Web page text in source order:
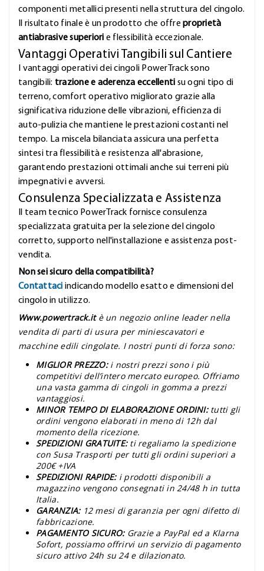
componenti metallici presenti nella struttura del cingolo.
Il risultato finale è un prodotto che offreproprietà
antiabrasive superiori e flessibilità eccezionale.
Vantaggi Operativi Tangibili sul Cantiere
I vantaggi operativi dei cingoli PowerTrack sono
tangibili: trazione e aderenza eccellenti su ogni tipo di
terreno, comfort operativo migliorato grazie alla
significativa riduzione delle vibrazioni, efficienza di
auto-pulizia che mantiene le prestazioni costanti nel
tempo. La miscela bilanciata assicura una perfetta
sintesi tra flessibilità e resistenza all'abrasione,
garantendo prestazioni ottimali anche sui terreni più
impegnativi e avversi.
Consulenza Specializzata e Assistenza
Il team tecnico PowerTrack fornisce consulenza
specializzata gratuita per la selezione del cingolo
corretto, supporto nell'installazione e assistenza post-
vendita.
Non sei sicuro della compatibilità?
Contattaci indicando modello esatto e dimensioni del
cingolo in utilizzo.
Www.powertrack.it è un negozio online leader nella
vendita di parti di usura per miniescavatori e
macchine edili cingolate. I nostri punti di forza sono:
MIGLIOR PREZZO: i nostri prezzi sono i più
competitivi dell’intero mercato europeo. Offriamo
una vasta gamma di cingoli in gomma a prezzi
vantaggiosi.
MINOR TEMPO DI ELABORAZIONE ORDINI: tutti gli
ordini vengono elaborati in meno di 12h dal
momento della ricezione.
SPEDIZIONI GRATUITE: ti regaliamo la spedizione
con Susa Trasporti per tutti gli ordini superiori a
200€ +IVA
SPEDIZIONI RAPIDE: i prodotti disponibili a
magazzino vengono consegnati in 24/48 h in tutta
Italia.
GARANZIA: 12 mesi di garanzia per ogni difetto di
fabbricazione.
PAGAMENTO SICURO: Grazie a PayPal ed a Klarna
Sofort, possiamo offrirvi un servizio di pagamento
sicuro attivo 24h su 24 e dilazionato.